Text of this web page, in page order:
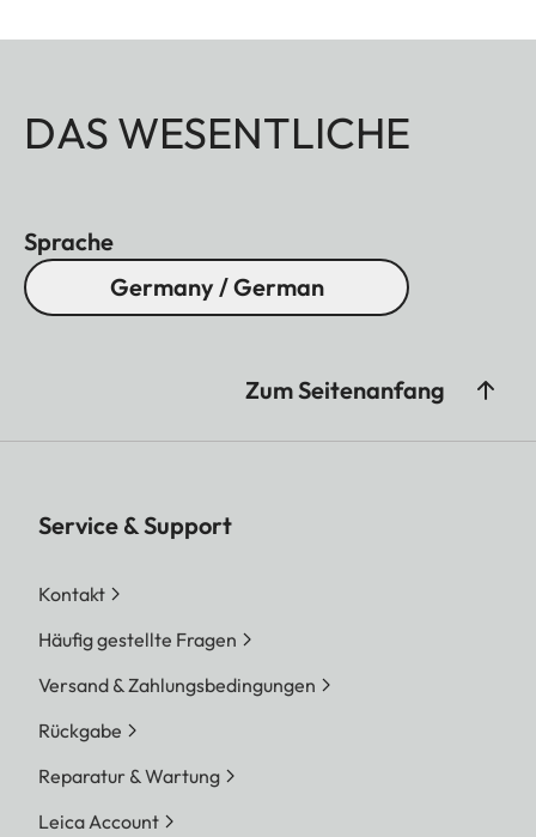
DAS WESENTLICHE
Sprache
Germany / German
Zum Seitenanfang
Service & Support
Kontakt
Häufig gestellte Fragen
Versand & Zahlungsbedingungen
Rückgabe
Reparatur & Wartung
Leica Account